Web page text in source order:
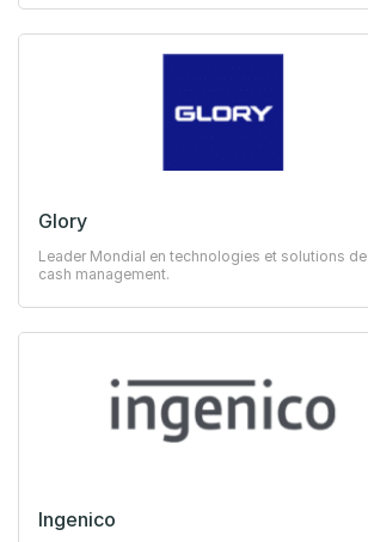
Glory
Leader Mondial en technologies et solutions de
cash management.
Ingenico